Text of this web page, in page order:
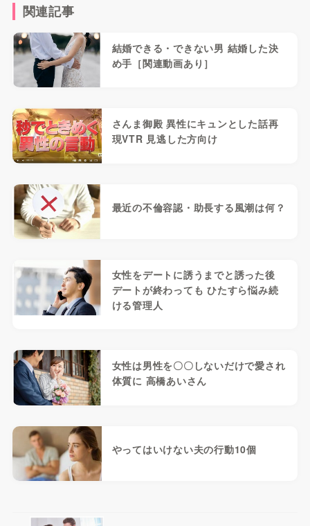
関連記事
結婚できる・できない男 結婚した決
め手［関連動画あり］
さんま御殿 異性にキュンとした話再
現VTR 見逃した方向け
最近の不倫容認・助長する風潮は何？
女性をデートに誘うまでと誘った後
デートが終わっても ひたすら悩み続
ける管理人
女性は男性を〇〇しないだけで愛され
体質に 高橋あいさん
やってはいけない夫の行動10個